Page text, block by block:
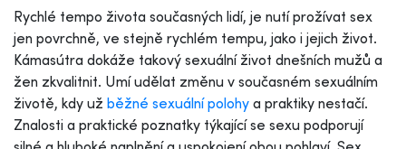
Rychlé tempo života současných lidí, je nutí prožívat sex
jen povrchně, ve stejně rychlém tempu, jako i jejich život.
Kámasútra dokáže takový sexuální život dnešních mužů a
žen zkvalitnit. Umí udělat změnu v současném sexuálním
životě, kdy už běžné sexuální polohy a praktiky nestačí.
Znalosti a praktické poznatky týkající se sexu podporují